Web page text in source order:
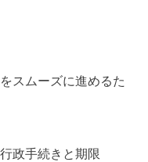
スムーズに進めるた
政手続きと期限